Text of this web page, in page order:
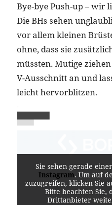
Bye-bye Push-up – wir
Die BHs sehen
vor allem kleinen
ohne, dass sie
müssten. Mutige
V-Ausschnitt an und
leicht hervorblitzen.
Sie sehen gerade
Instagram. Um auf
zuzugreifen, klicken Sie
Bitte beachten Sie,
Drittanbieter